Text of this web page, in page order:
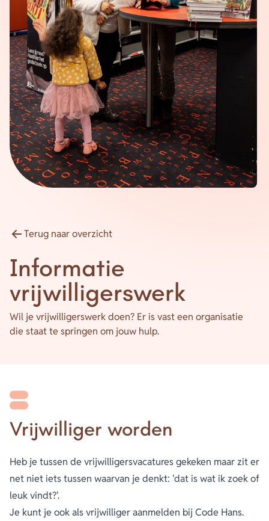
Energie
Contact
Inloggen
Privacy verklaring
Home
Terug naar overzicht
Informatie
vrijwilligerswerk
Wil je vrijwilligerswerk doen? Er is vast een organisatie
die staat te springen om jouw hulp.
Vrijwilliger worden
Heb je tussen de vrijwilligersvacatures gekeken maar zit er
net niet iets tussen waarvan je denkt: 'dat is wat ik zoek of
leuk vindt?'.
Je kunt je ook als vrijwilliger aanmelden bij Code Hans.